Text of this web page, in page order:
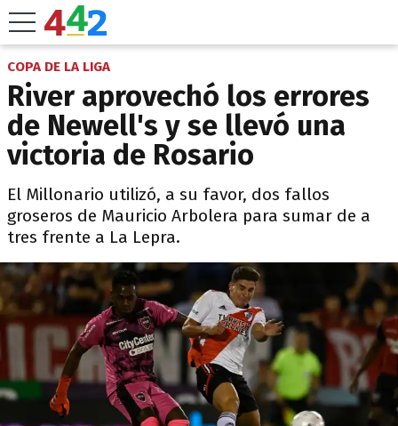
COPA DE LA LIGA
River aprovechó los errores
de Newell's y se llevó una
victoria de Rosario
El Millonario utilizó, a su favor, dos fallos
groseros de Mauricio Arbolera para sumar de a
tres frente a La Lepra.